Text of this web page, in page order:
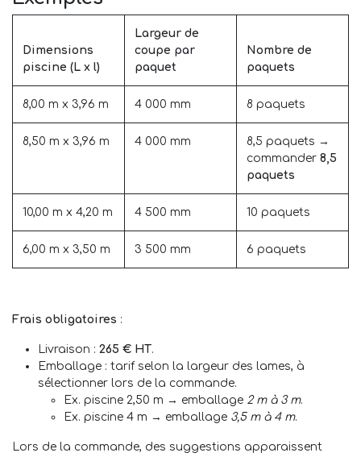
Dimensions
piscine (L x l)
Largeur de
coupe par
paquet
Nombre de
paquets
8,00 m x 3,96 m 4 000 mm 8 paquets
8,50 m x 3,96 m 4 000 mm
8,5 paquets →
commander 8,5
paquets
10,00 m x 4,20 m 4 500 mm 10 paquets
6,00 m x 3,50 m 3 500 mm 6 paquets
Frais obligatoires :
Livraison : 265 € HT.
Emballage : tarif selon la largeur des lames, à
sélectionner lors de la commande.
Ex. piscine 2,50 m → emballage 2 m à 3 m.
Ex. piscine 4 m → emballage 3,5 m à 4 m.
Lors de la commande, des suggestions apparaissent